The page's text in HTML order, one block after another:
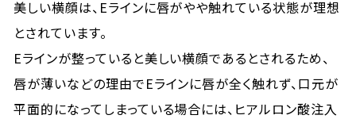
美しい横顔は、Eラインに唇がやや触れている状態が理想
とされています。
Eラインが整っていると美しい横顔であるとされるため、
唇が薄いなどの理由でEラインに唇が全く触れず、口元が
平面的になってしまっている場合には、ヒアルロン酸注入